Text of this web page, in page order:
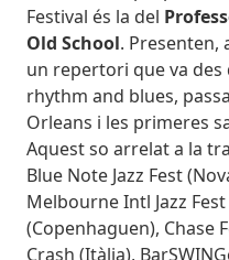
Festival és la del
Old School. Presenten,
un repertori que va des
rhythm and blues,
Orleans i les primeres
Aquest so arrelat a la
Blue Note Jazz Fest
Melbourne Intl Jazz
(Copenhaguen), Chase
Crash (Itàlia),